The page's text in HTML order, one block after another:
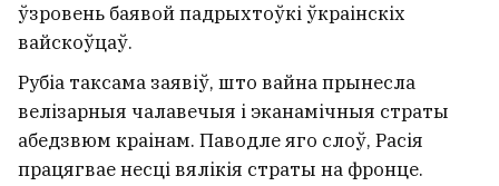
ўзровень баявой падрыхтоўкі ўкраінскіх
вайскоўцаў.
Рубіа таксама заявіў, што вайна прынесла
велізарныя чалавечыя і эканамічныя страты
абедзвюм краінам. Паводле яго слоў, Расія
працягвае несці вялікія страты на фронце.